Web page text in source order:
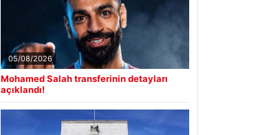
05/08/2026
Mohamed Salah transferinin detayları
açıklandı!